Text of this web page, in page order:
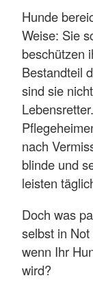
Hunde
Weise: Sie
beschützen
Bestandteil
sind sie
nach
blinde und
leisten
Doch was
selbst in
wenn Ihr
wird?